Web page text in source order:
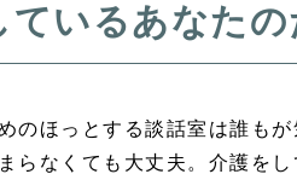
ているあなた
のほっとする談話室は誰も
らなくても大丈夫。介護を